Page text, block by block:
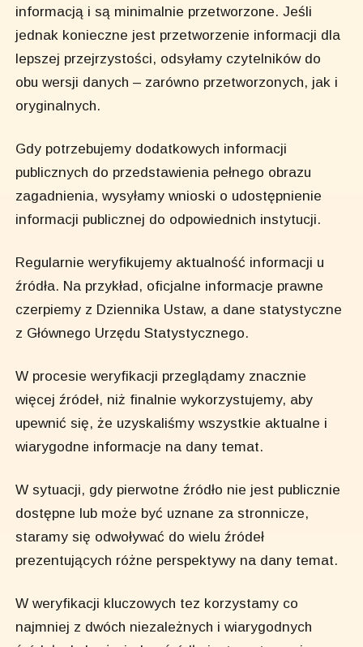
informacją i są minimalnie przetworzone. Jeśli
jednak konieczne jest przetworzenie informacji dla
lepszej przejrzystości, odsyłamy czytelników do
obu wersji danych – zarówno przetworzonych, jak i
oryginalnych.
Gdy potrzebujemy dodatkowych informacji
publicznych do przedstawienia pełnego obrazu
zagadnienia, wysyłamy wnioski o udostępnienie
informacji publicznej do odpowiednich instytucji.
Regularnie weryfikujemy aktualność informacji u
źródła. Na przykład, oficjalne informacje prawne
czerpiemy z Dziennika Ustaw, a dane statystyczne
z Głównego Urzędu Statystycznego.
W procesie weryfikacji przeglądamy znacznie
więcej źródeł, niż finalnie wykorzystujemy, aby
upewnić się, że uzyskaliśmy wszystkie aktualne i
wiarygodne informacje na dany temat.
W sytuacji, gdy pierwotne źródło nie jest publicznie
dostępne lub może być uznane za stronnicze,
staramy się odwoływać do wielu źródeł
prezentujących różne perspektywy na dany temat.
W weryfikacji kluczowych tez korzystamy co
najmniej z dwóch niezależnych i wiarygodnych